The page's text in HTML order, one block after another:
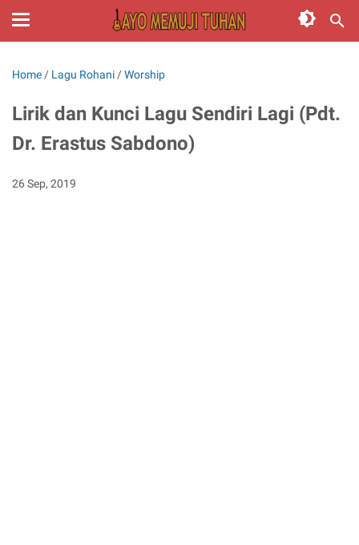
Home / Lagu Rohani /Worship
Lirik dan Kunci Lagu Sendiri Lagi (Pdt.
Dr. Erastus Sabdono)
26 Sep, 2019